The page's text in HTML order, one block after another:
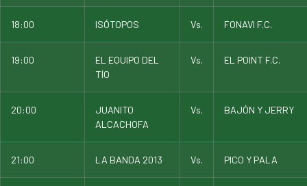
18:00 ISÓTOPOS Vs. FONAVI F.C.
19:00
EL EQUIPO DEL
TÍO
Vs. EL POINT F.C.
20:00
JUANITO
ALCACHOFA
Vs. BAJÓN Y JERRY
21:00 LA BANDA 2013 Vs. PICO Y PALA